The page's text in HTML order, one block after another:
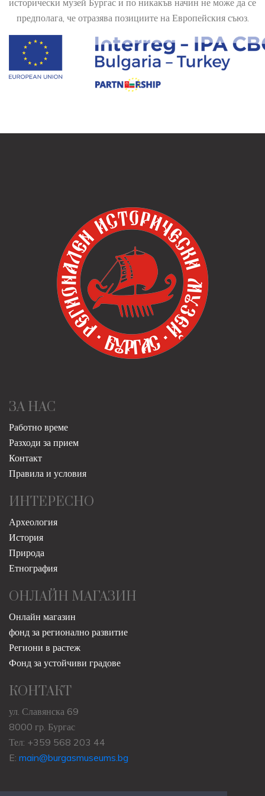
предполага, че отразява позициите на Европейския съюз.
ЗА НАС
Работно време
Разходи за прием
Контакт
Правила и условия
ИНТЕРЕСНО
Археология
История
Природа
Етнография
ОНЛАЙН МАГАЗИН
Онлайн магазин
фонд за регионално развитие
Региони в растеж
Фонд за устойчиви градове
КОНТАКТ
ул. Славянска 69
8000 гр. Бургас
Тел: +359 568 203 44
E: main@burgasmuseums.bg